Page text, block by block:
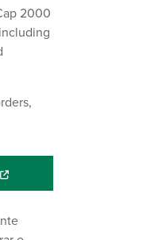
2000